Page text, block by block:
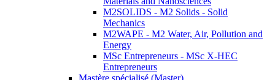
M2SOLIDS - M2 Solids - Solid
Mechanics
M2WAPE - M2 Water, Air, Pollution and
Energy
MSc Entrepreneurs - MSc X-HEC
Entrepreneurs
Mastère spécialisé (Master)